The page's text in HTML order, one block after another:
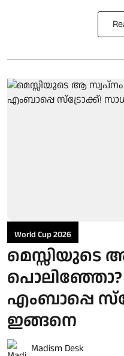
World Cup 2026
മെസ്സിയുടെ
എംബാപ്പെ
ഇങ്ങനെ
Madism Desk